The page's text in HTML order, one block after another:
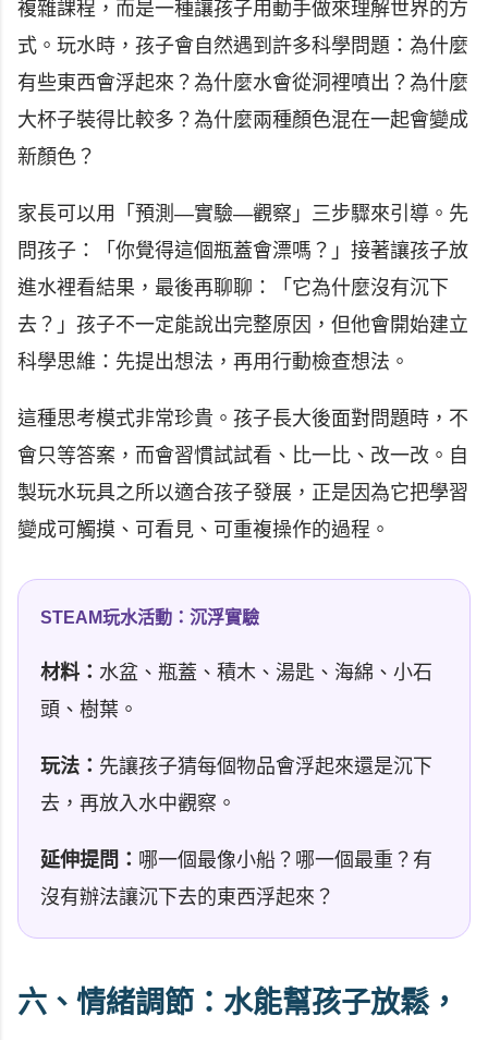
複雜課程，而是一種讓孩子用動手做來理解世界的方
式。玩水時，孩子會自然遇到許多科學問題：為什麼
有些東西會浮起來？為什麼水會從洞裡噴出？為什麼
大杯子裝得比較多？為什麼兩種顏色混在一起會變成
新顏色？
家長可以用「預測—實驗—觀察」三步驟來引導。先
問孩子：「你覺得這個瓶蓋會漂嗎？」接著讓孩子放
進水裡看結果，最後再聊聊：「它為什麼沒有沉下
去？」孩子不一定能說出完整原因，但他會開始建立
科學思維：先提出想法，再用行動檢查想法。
這種思考模式非常珍貴。孩子長大後面對問題時，不
會只等答案，而會習慣試試看、比一比、改一改。自
製玩水玩具之所以適合孩子發展，正是因為它把學習
變成可觸摸、可看見、可重複操作的過程。
STEAM玩水活動：沉浮實驗
材料： 水盆、瓶蓋、積木、湯匙、海綿、小石
頭、樹葉。
玩法： 先讓孩子猜每個物品會浮起來還是沉下
去，再放入水中觀察。
延伸提問： 哪一個最像小船？哪一個最重？有
沒有辦法讓沉下去的東西浮起來？
六、情緒調節：水能幫孩子放鬆，